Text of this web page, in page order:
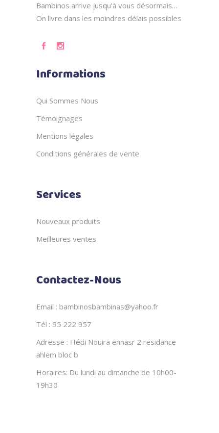
Bambinos arrive jusqu'à vous désormais…
On livre dans les moindres délais possibles
Informations
Qui Sommes Nous
Témoignages
Mentions légales
Conditions générales de vente
Services
Nouveaux produits
Meilleures ventes
Contactez-Nous
Email : bambinosbambinas@yahoo.fr
Tél : 95 222 957
Adresse : Hédi Nouira ennasr 2 residance
ahlem bloc b
Horaires: Du lundi au dimanche de 10h00-
19h30